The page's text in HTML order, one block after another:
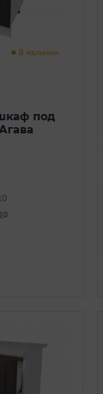
В наличии
под